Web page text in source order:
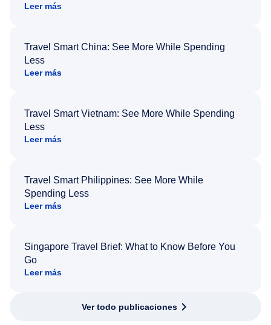
Leer más
Travel Smart China: See More While Spending
Less
Leer más
Travel Smart Vietnam: See More While Spending
Less
Leer más
Travel Smart Philippines: See More While
Spending Less
Leer más
Singapore Travel Brief: What to Know Before You
Go
Leer más
Ver todo publicaciones